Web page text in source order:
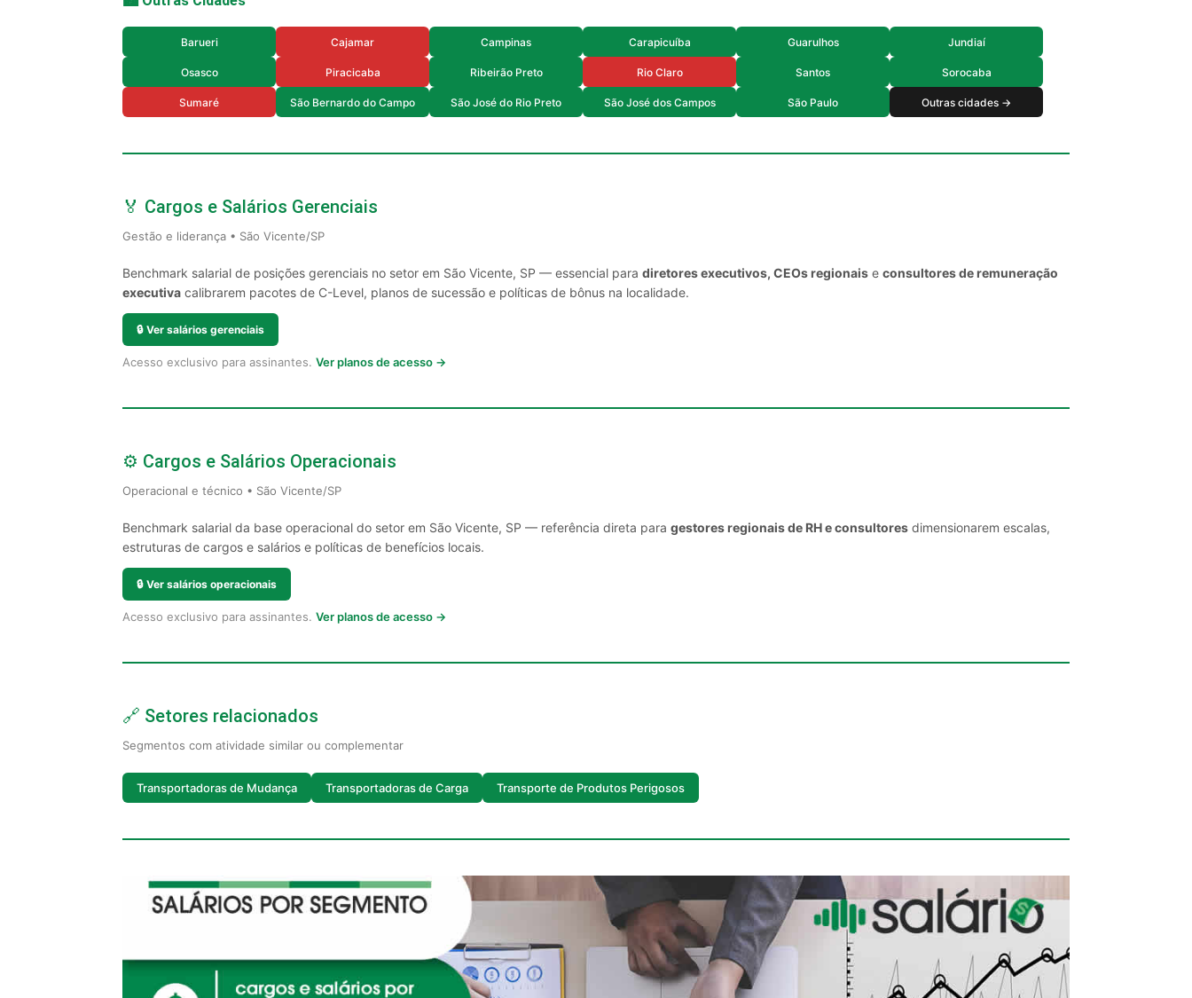
Barueri Cajamar Campinas Carapicuíba Guarulhos Jundiaí
Osasco Piracicaba Ribeirão Preto Rio Claro Santos Sorocaba
Sumaré São Bernardo do Campo São José do Rio Preto São José dos Campos São Paulo Outras cidades →
🏅 Cargos e Salários Gerenciais
Gestão e liderança • São Vicente/SP
Benchmark salarial de posições gerenciais no setor em São Vicente, SP — essencial para diretores executivos, CEOs regionais e consultores de remuneração
executiva calibrarem pacotes de C-Level, planos de sucessão e políticas de bônus na localidade.
🔒 Ver salários gerenciais
Acesso exclusivo para assinantes. Ver planos de acesso →
⚙️ Cargos e Salários Operacionais
Operacional e técnico • São Vicente/SP
Benchmark salarial da base operacional do setor em São Vicente, SP — referência direta para gestores regionais de RH e consultores dimensionarem escalas,
estruturas de cargos e salários e políticas de benefícios locais.
🔒 Ver salários operacionais
Acesso exclusivo para assinantes. Ver planos de acesso →
🔗 Setores relacionados
Segmentos com atividade similar ou complementar
Transportadoras de Mudança Transportadoras de Carga Transporte de Produtos Perigosos